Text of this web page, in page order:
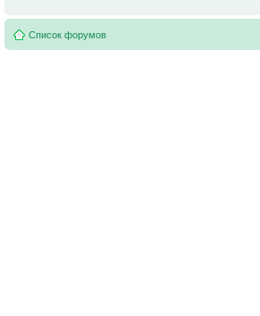
Список форумов